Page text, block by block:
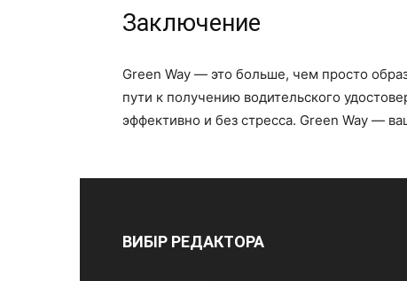
Заключение
Green Way — это больше, чем просто
пути к получению водительского
эффективно и без стресса. Green Way —
ВИБІР РЕДАКТОРА